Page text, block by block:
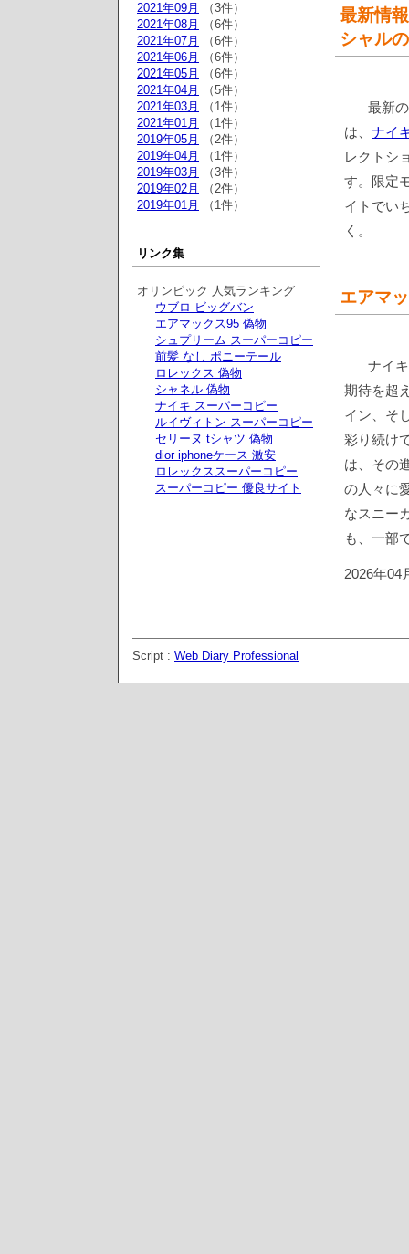
最新情
シャル
最新
は、 ナイ
レクトシ
す。限定
イトでい
く。
エアマ
ナイ
期待を超
イン、そ
彩り続け
は、その
の人々に
なスニー
も、一部
2026年04
2021年09月
（3件）
2021年08月
（6件）
2021年07月
（6件）
2021年06月
（6件）
2021年05月
（6件）
2021年04月
（5件）
2021年03月
（1件）
2021年01月
（1件）
2019年05月
（2件）
2019年04月
（1件）
2019年03月
（3件）
2019年02月
（2件）
2019年01月
（1件）
リンク集
オリンピック 人気ランキング
ウブロ ビッグバン
エアマックス95 偽物
シュプリーム スーパーコピー
前髪 なし ポニーテール
ロレックス 偽物
シャネル 偽物
ナイキ スーパーコピー
ルイヴィトン スーパーコピー
セリーヌ tシャツ 偽物
dior iphoneケース 激安
ロレックススーパーコピー
スーパーコピー 優良サイト
Script : Web Diary Professional